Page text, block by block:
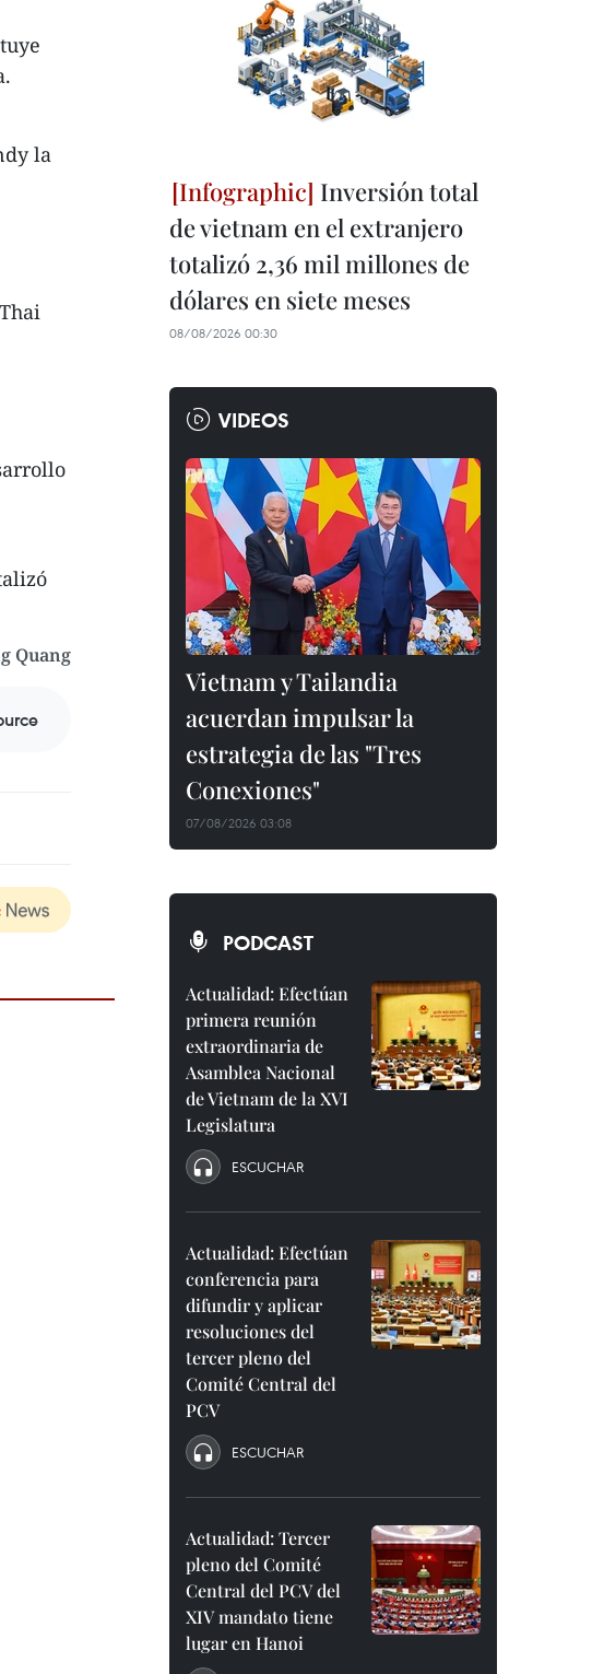
la
Quang
Inversión total
de vietnam en el extranjero
totalizó 2,36 mil millones de
dólares en siete meses
08/08/2026 00:30
VIDEOS
Vietnam y Tailandia
acuerdan impulsar la
estrategia de las "Tres
Conexiones"
07/08/2026 03:08
PODCAST
Actualidad: Efectúan
primera reunión
extraordinaria de
Asamblea Nacional
de Vietnam de la XVI
Legislatura
ESCUCHAR
Actualidad: Efectúan
conferencia para
difundir y aplicar
resoluciones del
tercer pleno del
Comité Central del
PCV
ESCUCHAR
Actualidad: Tercer
pleno del Comité
Central del PCV del
XIV mandato tiene
lugar en Hanoi